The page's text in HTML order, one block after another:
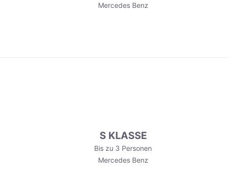
Mercedes Benz
S KLASSE
Bis zu 3 Personen
Mercedes Benz